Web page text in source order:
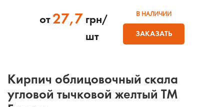
от27,7 грн/
шт
В НАЛИЧИИ
ЗАКАЗАТЬ
Кирпич облицовочный скала
угловой тычковой желтый ТМ